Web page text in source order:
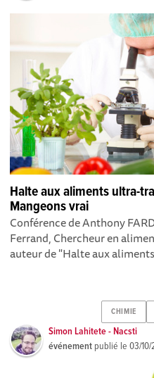
Halte aux aliments ultra-
Mangeons vrai
Conférence de Anthony
Ferrand, Chercheur en
auteur de "Halte aux
CHIMIE
Simon Lahitete - Nacsti
événement publié le03/10/